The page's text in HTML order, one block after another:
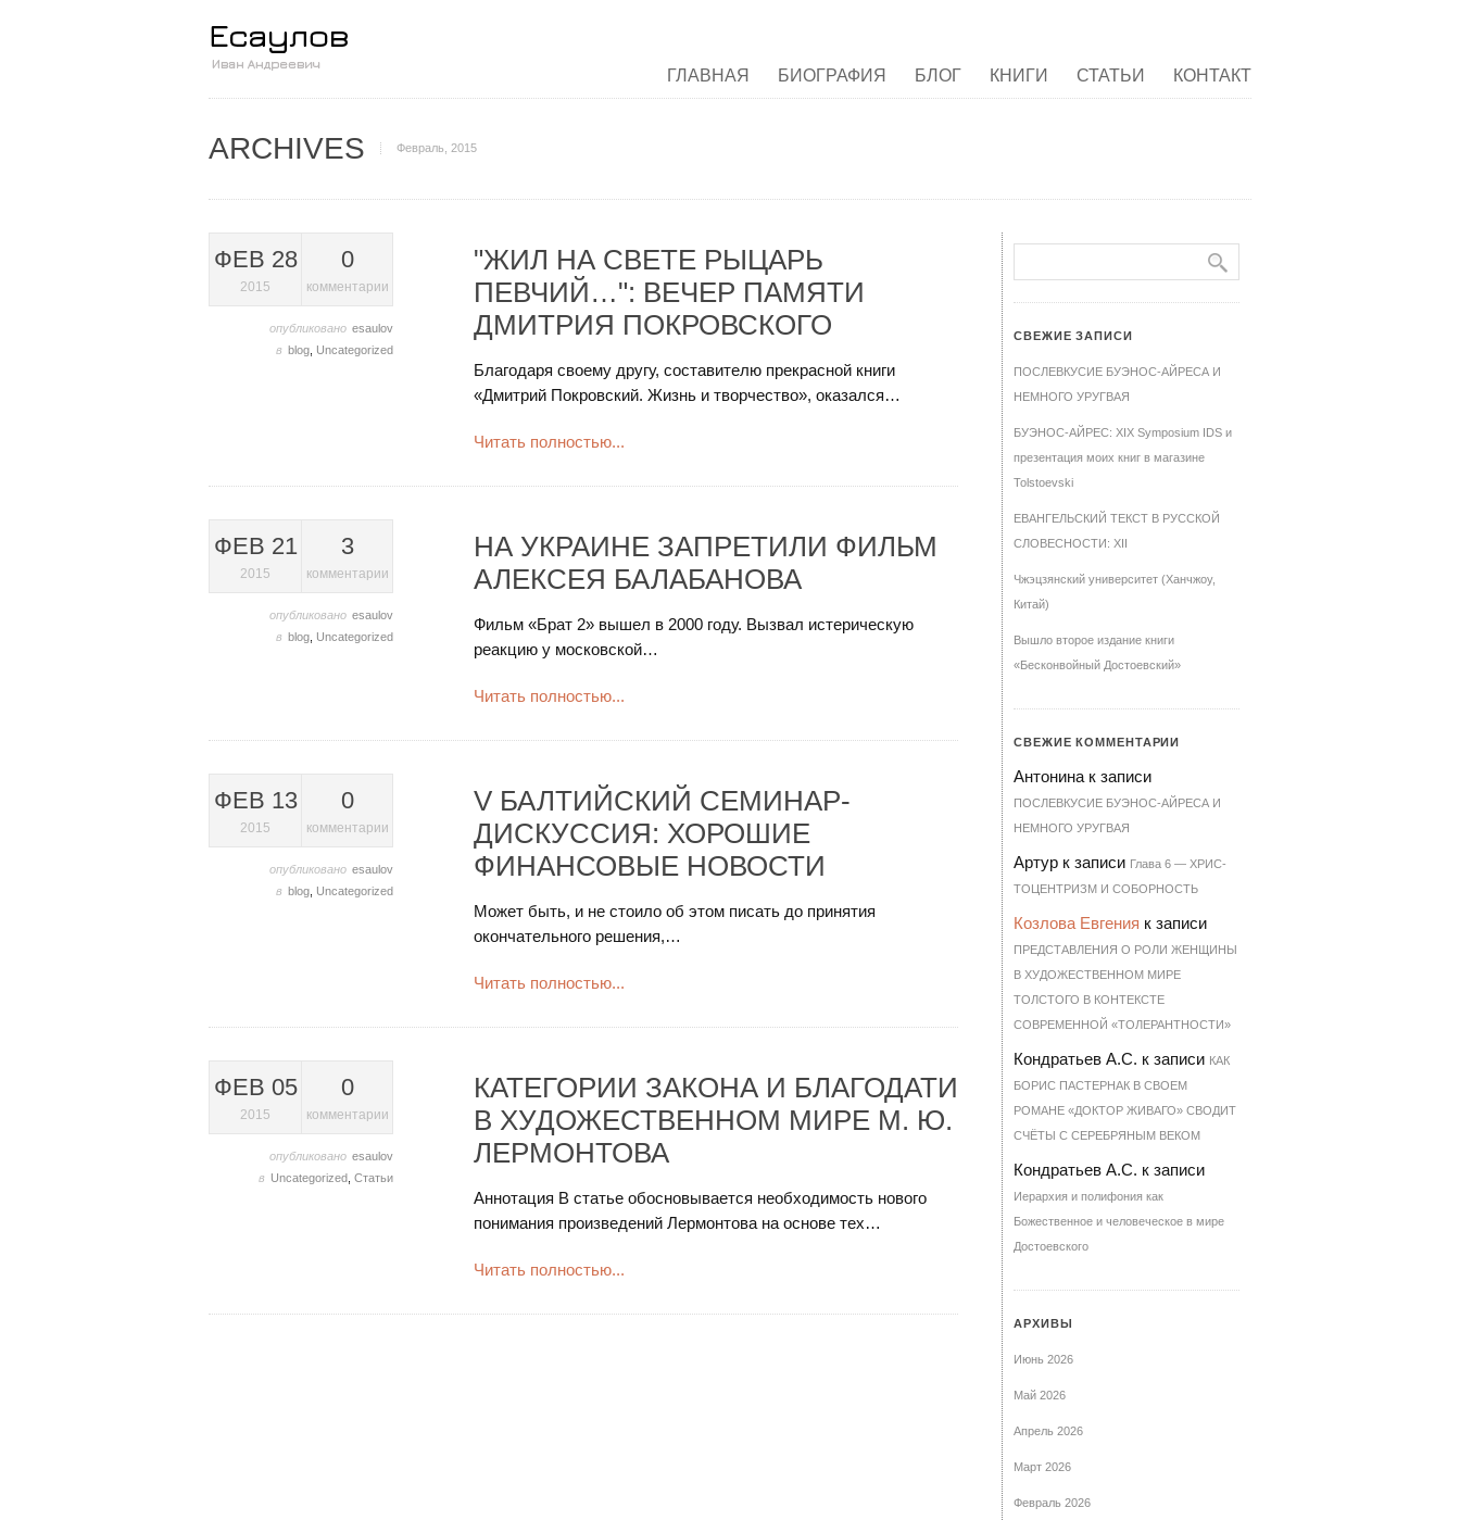
ГЛАВНАЯ БИОГРАФИЯ БЛОГ КНИГИ СТАТЬИ КОНТАКТ
ARCHIVES Февраль, 2015
ФЕВ 28
2015
0
комментарии
опубликовано esaulov
в blog Uncategorized
"ЖИЛ НА СВЕТЕ РЫЦАРЬ
ПЕВЧИЙ…": ВЕЧЕР ПАМЯТИ
ДМИТРИЯ ПОКРОВСКОГО
Благодаря своему другу, составителю прекрасной книги
«Дмитрий Покровский. Жизнь и творчество», оказался…
Читать полностью...
ФЕВ 21
2015
3
комментарии
опубликовано esaulov
в blog Uncategorized
НА УКРАИНЕ ЗАПРЕТИЛИ ФИЛЬМ
АЛЕКСЕЯ БАЛАБАНОВА
Фильм «Брат 2» вышел в 2000 году. Вызвал истерическую
реакцию у московской…
Читать полностью...
ФЕВ 13
2015
0
комментарии
опубликовано esaulov
в blog Uncategorized
V БАЛТИЙСКИЙ СЕМИНАР-
ДИСКУССИЯ: ХОРОШИЕ
ФИНАНСОВЫЕ НОВОСТИ
Может быть, и не стоило об этом писать до принятия
окончательного решения,…
Читать полностью...
ФЕВ 05
2015
0
комментарии
опубликовано esaulov
в Uncategorized Статьи
КАТЕГОРИИ ЗАКОНА И БЛАГОДАТИ
В ХУДОЖЕСТВЕННОМ МИРЕ М. Ю.
ЛЕРМОНТОВА
Аннотация В статье обосновывается необходимость нового
понимания произведений Лермонтова на основе тех…
Читать полностью...
СВЕЖИЕ ЗАПИСИ
ПОСЛЕВКУСИЕ БУЭНОС-АЙРЕСА И
НЕМНОГО УРУГВАЯ
БУЭНОС-АЙРЕС: XIX Symposium IDS и
презентация моих книг в магазине
Tolstoevski
ЕВАНГЕЛЬСКИЙ ТЕКСТ В РУССКОЙ
СЛОВЕСНОСТИ: XII
Чжэцзянский университет (Ханчжоу,
Китай)
Вышло второе издание книги
«Бесконвойный Достоевский»
СВЕЖИЕ КОММЕНТАРИИ
Антонина к записи
ПОСЛЕВКУСИЕ БУЭНОС-АЙРЕСА И
НЕМНОГО УРУГВАЯ
Артур к записи Гла­ва 6 — ХРИ­С­
ТО­ЦЕН­Т­РИЗМ И СО­БОР­НОСТЬ
Козлова Евгения к записи
ПРЕДСТАВЛЕНИЯ О РОЛИ ЖЕНЩИНЫ
В ХУДОЖЕСТВЕННОМ МИРЕ
ТОЛСТОГО В КОНТЕКСТЕ
СОВРЕМЕННОЙ «ТОЛЕРАНТНОСТИ»
Кондратьев А.С. к записи КАК
БОРИС ПАСТЕРНАК В СВОЕМ
РОМАНЕ «ДОКТОР ЖИВАГО» СВОДИТ
СЧЁТЫ С СЕРЕБРЯНЫМ ВЕКОМ
Кондратьев А.С. к записи
Иерархия и полифония как
Божественное и человеческое в мире
Достоевского
АРХИВЫ
Июнь 2026
Май 2026
Апрель 2026
Март 2026
Февраль 2026